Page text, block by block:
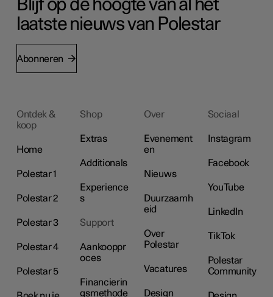
Blijf op de hoogte van al het
laatste nieuws van Polestar
Abonneren
Ontdek &
koop
Home
Polestar 1
Polestar 2
Polestar 3
Polestar 4
Polestar 5
Shop
Extras
Additionals
Experience
s
Support
Aankooppr
oces
Financierin
gsmethode
Over
Evenement
en
Nieuws
Duurzaamh
eid
Over
Polestar
Vacatures
Design
Sociaal
Instagram
Facebook
YouTube
LinkedIn
TikTok
Polestar
Community